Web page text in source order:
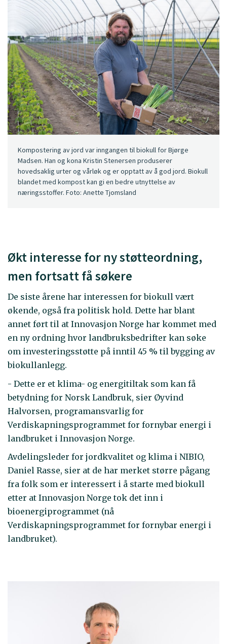
Kompostering av jord var inngangen til biokull for Bjørge
Madsen. Han og kona Kristin Stenersen produserer
hovedsaklig urter og vårløk og er opptatt av å god jord. Biokull
blandet med kompost kan gi en bedre utnyttelse av
næringsstoffer. Foto: Anette Tjomsland
Økt interesse for ny støtteordning,
men fortsatt få søkere
De siste årene har interessen for biokull vært
økende, også fra politisk hold. Dette har blant
annet ført til at Innovasjon Norge har kommet med
en ny ordning hvor landbruksbedrifter kan søke
om investeringsstøtte på inntil 45 % til bygging av
biokullanlegg.
- Dette er et klima- og energitiltak som kan få
betydning for Norsk Landbruk, sier Øyvind
Halvorsen, programansvarlig for
Verdiskapningsprogrammet for fornybar energi i
landbruket i Innovasjon Norge.
Avdelingsleder for jordkvalitet og klima i NIBIO,
Daniel Rasse, sier at de har merket større pågang
fra folk som er interessert i å starte med biokull
etter at Innovasjon Norge tok det inn i
bioenergiprogrammet (nå
Verdiskapningsprogrammet for fornybar energi i
landbruket).